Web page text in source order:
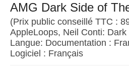
AMG Dark Side of
(Prix public conseillé TTC :
AppleLoops, Neil Conti:
Langue: Documentation :
Logiciel : Français